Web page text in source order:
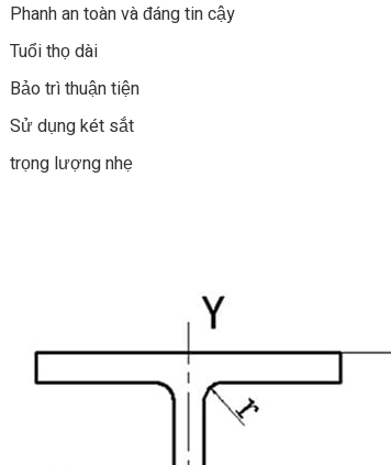
Phanh an toàn và đáng tin cậy
Tuổi thọ dài
Bảo trì thuận tiện
Sử dụng két sắt
trọng lượng nhẹ